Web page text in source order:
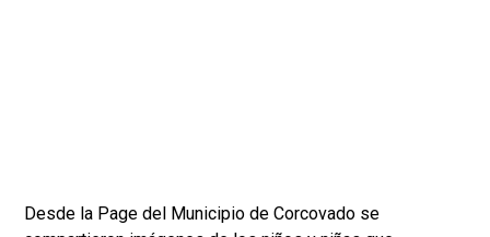
Desde la Page del Municipio de Corcovado se